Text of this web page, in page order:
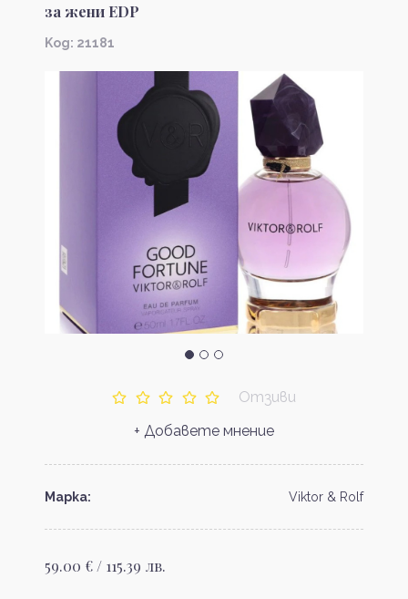
за жени EDP
Kод: 21181
Отзиви
+ Добавете мнение
Марка: Viktor & Rolf
59.00 € / 115.39 лв.